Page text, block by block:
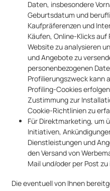
Daten, insbesondere
Geburtsdatum und
Kaufpräferenzen und
Käufen, Online-Klicks
Website zu analysieren
und Angebote zu
personenbezogenen
Profilierungszweck kann
Profiling-Cookies
Zustimmung zur
Cookie-Richtlinien zu
Für Direktmarketing, um
Initiativen,
Dienstleistungen und
den Versand von
Mail und/oder per Post
Die eventuell von Ihnen